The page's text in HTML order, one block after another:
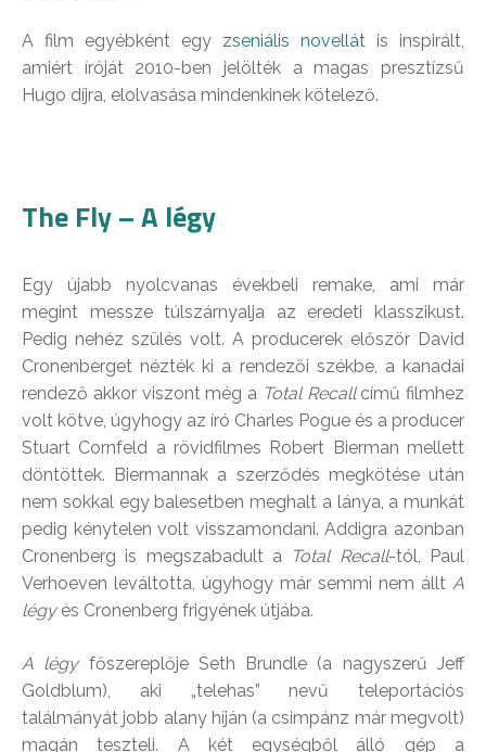
A film egyébként egy zseniális novellát is inspirált,
amiért íróját 2010-ben jelölték a magas presztízsű
Hugo díjra, elolvasása mindenkinek kötelező.
The Fly – A légy
Egy újabb nyolcvanas évekbeli remake, ami már
megint messze túlszárnyalja az eredeti klasszikust.
Pedig nehéz szülés volt. A producerek először David
Cronenberget nézték ki a rendezői székbe, a kanadai
rendező akkor viszont még a Total Recallcímű filmhez
volt kötve, úgyhogy az író Charles Pogue és a producer
Stuart Cornfeld a rövidfilmes Robert Bierman mellett
döntöttek. Biermannak a szerződés megkötése után
nem sokkal egy balesetben meghalt a lánya, a munkát
pedig kénytelen volt visszamondani. Addigra azonban
Cronenberg is megszabadult a Total Recall-tól, Paul
Verhoeven leváltotta, úgyhogy már semmi nem állt A
légyés Cronenberg frigyének útjába.
A légyfőszereplője Seth Brundle (a nagyszerű Jeff
Goldblum), aki „telehas” nevű teleportációs
találmányát jobb alany híján (a csimpánz már megvolt)
magán teszteli. A két egységből álló gép a